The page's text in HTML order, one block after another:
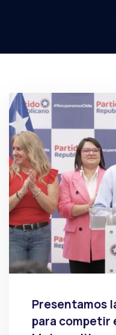
Presentamos
para competir